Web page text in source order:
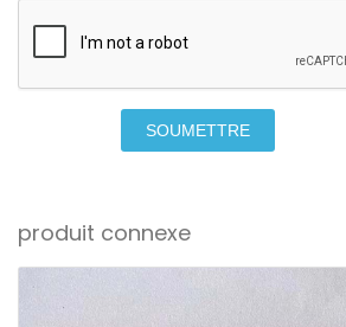
SOUMETTRE
produit connexe